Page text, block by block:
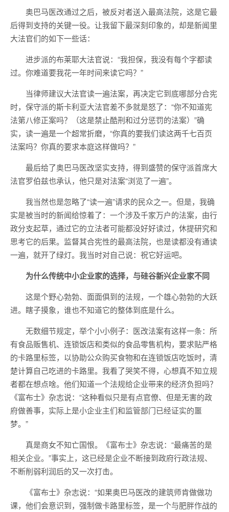
奥巴马医改通过之后，被反对者送入最高法院，这是它最
后得到支持的关键一役。让我留下最深刻印象的，却是新闻里
大法官们的如下一些话：
进步派的布莱耶大法官说：“我担保，我没有每个字都读
过。你难道要我花一年时间来读它吗？”
当律师建议大法官读一遍法案，再决定它到底哪部分合宪
时，保守派的斯卡利亚大法官差不多就是怒了：“你不知道宪
法第八修正案吗？（这是禁止酷刑和过分惩罚的法案）”确
实，读一遍是一个超常折磨，“你真的要我们读这两千七百页
法案吗？你真的要求本庭这样做吗？”
最后给了奥巴马医改坚实支持，得到盛赞的保守派首席大
法官罗伯兹也承认，他只是对法案“浏览了一遍”。
我当然也是忽略了“读一遍”请求的民众之一。但是，我确
实是被当时的新闻给惊着了：一个涉及千家万户的法案，由行
政分支起草，通过它的立法者可能都没好好读过，休提研究和
思考它的后果。监督其合宪性的最高法院，也是读都没有通读
一遍，就开了绿灯。我当时对自己说：祝它好运吧。
为什么传统中小企业家的选择，与硅谷新兴企业家不同
这是个野心勃勃、面面俱到的法规，一个雄心勃勃的大跃
进。瞎子摸象，谁也不知道它的整体到底是什么。
无数细节规定，举个小小例子：医改法案有这样一条：所
有食品贩售机、连锁饭店和类似的食品零售机构，要求贴严格
的卡路里标签，以协助公众购买食物和在连锁饭店吃饭时，清
楚计算自己吃进的卡路里。我看了哭笑不得，心想真不知立规
者都在想点啥。他们知道一个法规给企业带来的经济负担吗？
《富布士》杂志说：“这种看似只是有点官僚、但是无害的政
府做善事，实际上是小企业主们和监管部门已经证实的噩
梦。”
真是商女不知亡国恨。《富布士》杂志说：“最痛苦的是
相关企业。”事实上，这已经是企业不断接到政府行政法规、
不断削弱利润后的又一次打击。
《富布士》杂志说：“如果奥巴马医改的建筑师肯做做功
课，他们会意识到，强制做卡路里标签，是一个与肥胖作战的